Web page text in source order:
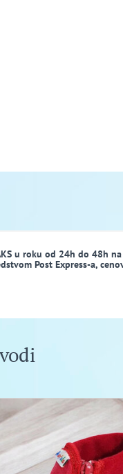
u roku od 24h do 48h na
Post Express-a,